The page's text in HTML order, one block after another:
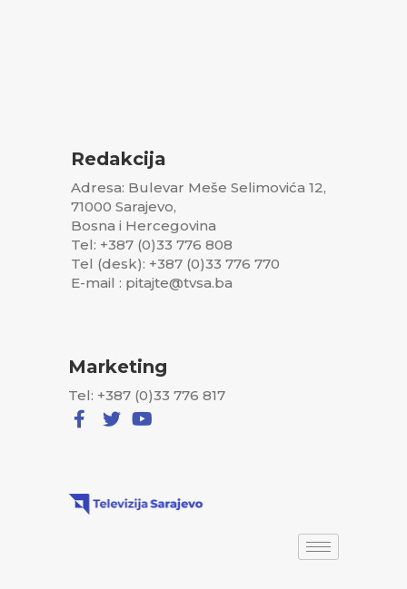
Redakcija
Adresa: Bulevar Meše Selimovića 12,
71000 Sarajevo,
Bosna i Hercegovina
Tel: +387 (0)33 776 808
Tel (desk): +387 (0)33 776 770
E-mail : pitajte@tvsa.ba
Marketing
Tel: +387 (0)33 776 817